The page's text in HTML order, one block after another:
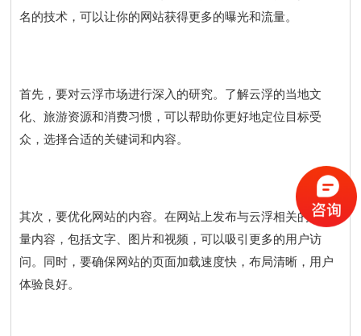
名的技术，可以让你的网站获得更多的曝光和流量。
首先，要对云浮市场进行深入的研究。了解云浮的当地文
化、旅游资源和消费习惯，可以帮助你更好地定位目标受
众，选择合适的关键词和内容。
其次，要优化网站的内容。在网站上发布与云浮相关的高质
量内容，包括文字、图片和视频，可以吸引更多的用户访
问。同时，要确保网站的页面加载速度快，布局清晰，用户
体验良好。